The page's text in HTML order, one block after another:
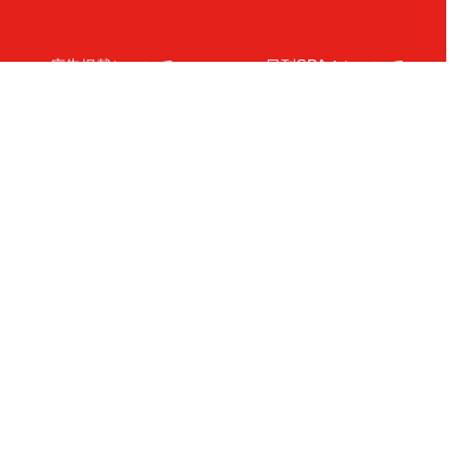
広告掲載について 日刊SPA！について